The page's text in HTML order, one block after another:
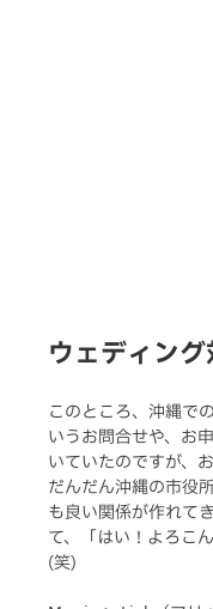
ウェディン
このところ、沖縄で
いうお問合せや、お
いていたのですが、
だんだん沖縄の市役
も良い関係が作れて
て、「はい！よろこ
(笑)